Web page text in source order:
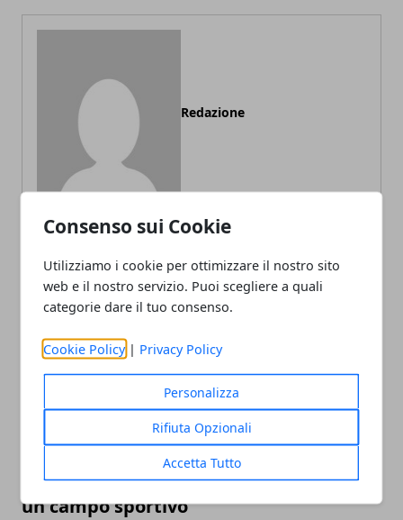
Consenso sui Cookie
Utilizziamo i cookie per ottimizzare il nostro sito
web e il nostro servizio. Puoi scegliere a quali
categorie dare il tuo consenso.
Cookie Policy | Privacy Policy
Personalizza
Rifiuta Opzionali
Accetta Tutto
Redazione
ARTICOLI CORRELATI
L'importanza della manutenzione per
un campo sportivo